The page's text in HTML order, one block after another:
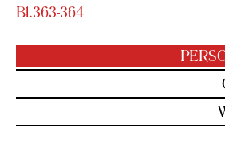
Bl.363-​364